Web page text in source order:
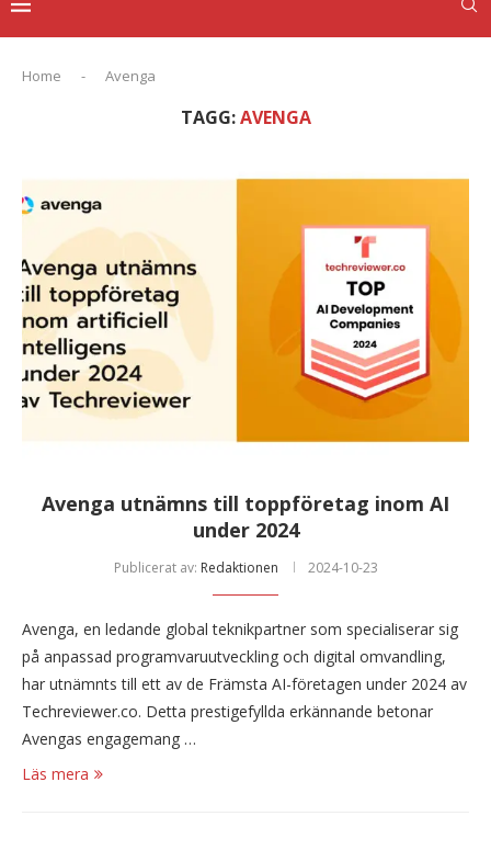
Home - Avenga
TAGG:AVENGA
Avenga utnämns till toppföretag inom AI
under 2024
Publicerat av: Redaktionen 2024-10-23
Avenga, en ledande global teknikpartner som specialiserar sig
på anpassad programvaruutveckling och digital omvandling,
har utnämnts till ett av de Främsta AI-företagen under 2024 av
Techreviewer.co. Detta prestigefyllda erkännande betonar
Avengas engagemang …
Läs mera